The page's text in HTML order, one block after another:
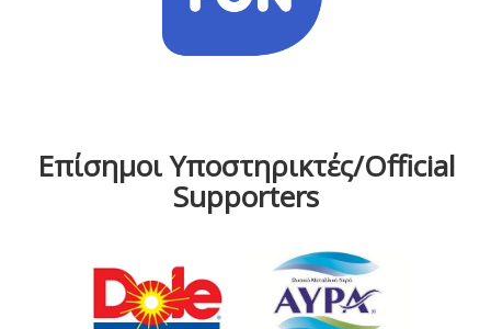
Επίσημοι Υποστηρικτές/Official
Supporters